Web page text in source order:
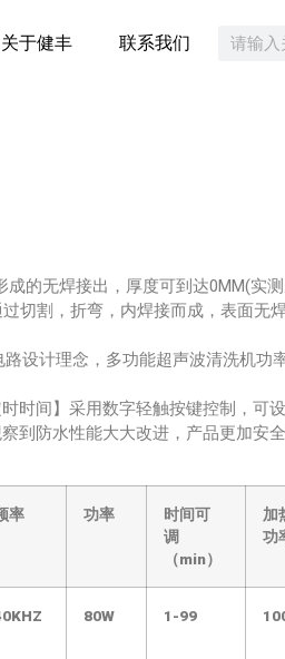
关于健丰 联系我们
成的无焊接出，厚度可到达0MM(实
切割，折弯，内焊接而成，表面无
设计理念，多功能超声波清洗机功
时间】采用数字轻触按键控制，可
到防水性能大大改进，产品更加安
率 功率
时间可
调
（min）
加
功
80W 1-99